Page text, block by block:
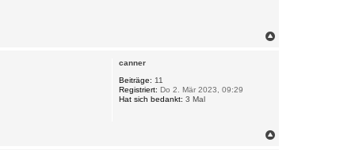
canner
Beiträge: 11
Registriert: Do 2. Mär 2023, 09:29
Hat sich bedankt: 3 Mal